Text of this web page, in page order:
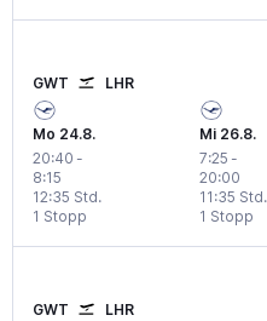
GWT LHR
Mo 24.8.
20:40 -
8:15
1 Stopp
12:35 Std.
Mi 26.8.
7:25 -
20:00
1 Stopp
11:35 Std.
GWT LHR